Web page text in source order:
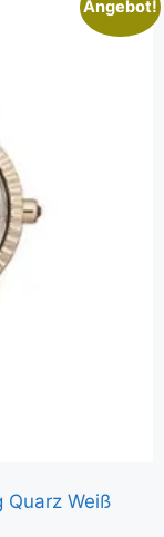
Angebot!
Weiß